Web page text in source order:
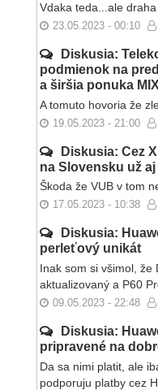
Vdaka teda...ale
23.05.2023 - 00:10
Diskusia:
podmienok na
a širšia ponuka
A tomuto hovoria že
19.05.2023 - 21:00
Diskusia: Cez
na Slovensku už
Škoda že VUB v tom
17.05.2023 - 10:38
Diskusia:
perleťový unikát
Inak som si všimol, že
aktualizovaný a P60
09.05.2023 - 22:48
Diskusia:
pripravené na
Da sa nimi platit, ale
podporuju platby cez